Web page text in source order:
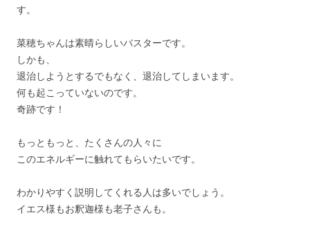
す。
菜穂ちゃんは素晴らしいバスターです。
しかも、
退治しようとするでもなく、退治してしまいます。
何も起こっていないのです。
奇跡です！
もっともっと、たくさんの人々に
このエネルギーに触れてもらいたいです。
わかりやすく説明してくれる人は多いでしょう。
イエス様もお釈迦様も老子さんも。